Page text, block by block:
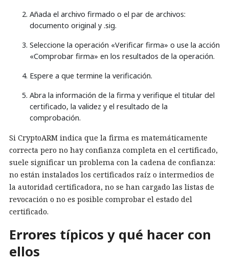
Añada el archivo firmado o el par de archivos:
documento original y .sig.
Seleccione la operación «Verificar firma» o use la acción
«Comprobar firma» en los resultados de la operación.
Espere a que termine la verificación.
Abra la información de la firma y verifique el titular del
certificado, la validez y el resultado de la
comprobación.
Si CryptoARM indica que la firma es matemáticamente
correcta pero no hay confianza completa en el certificado,
suele significar un problema con la cadena de confianza:
no están instalados los certificados raíz o intermedios de
la autoridad certificadora, no se han cargado las listas de
revocación o no es posible comprobar el estado del
certificado.
Errores típicos y qué hacer con
ellos